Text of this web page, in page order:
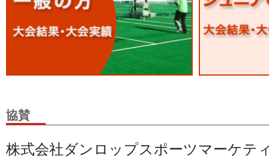
協賛
株式会社ダンロップスポーツマーケテ